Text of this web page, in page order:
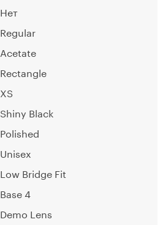
Нет
Regular
Acetate
Rectangle
XS
Shiny Black
Polished
Unisex
Low Bridge Fit
Base 4
Demo Lens